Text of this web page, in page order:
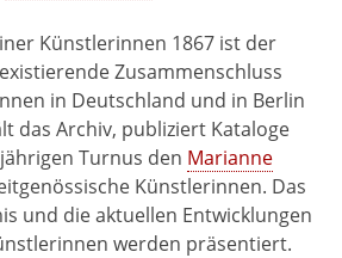
Künstlerinnen 1867 ist der
Zusammenschluss
in Deutschland und in Berlin
das Archiv, publiziert Kataloge
Turnus den Marianne
Künstlerinnen. Das
und die aktuellen Entwicklungen
werden präsentiert.